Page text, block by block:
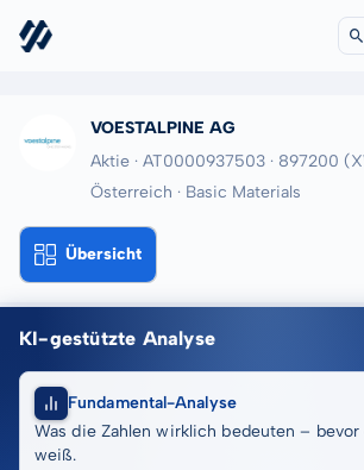
VOESTALPINE AG
Aktie · AT0000937503 · 897200
Österreich · Basic Materials
Übersicht
KI-gestützte Analyse
Fundamental-Analyse
Was die Zahlen wirklich bedeuten – bevor
weiß.